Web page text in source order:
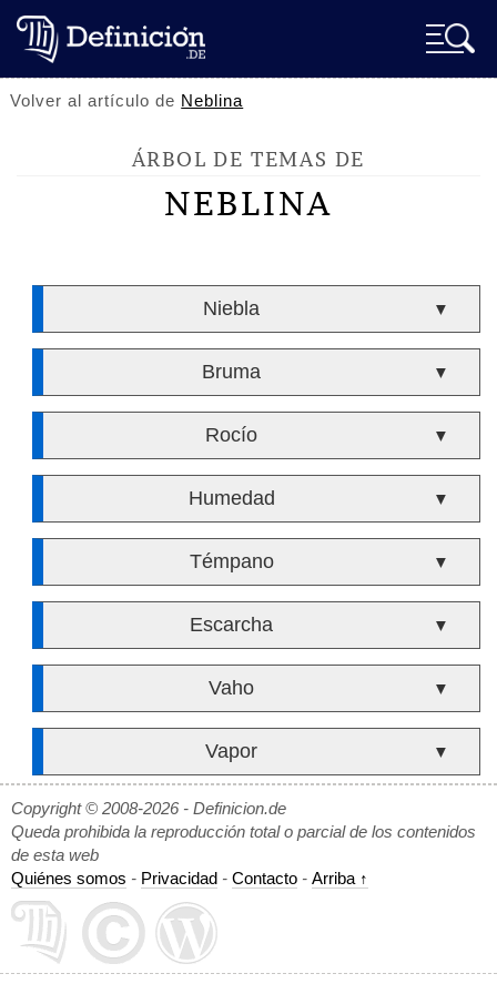
Volver al artículo de Neblina
ÁRBOL DE TEMAS DE
NEBLINA
Niebla ▼
Bruma ▼
Rocío ▼
Humedad ▼
Témpano ▼
Escarcha ▼
Vaho ▼
Vapor ▼
Copyright © 2008-2026 - Definicion.de
Queda prohibida la reproducción total o parcial de los contenidos
de esta web
Quiénes somos - Privacidad - Contacto - Arriba ↑